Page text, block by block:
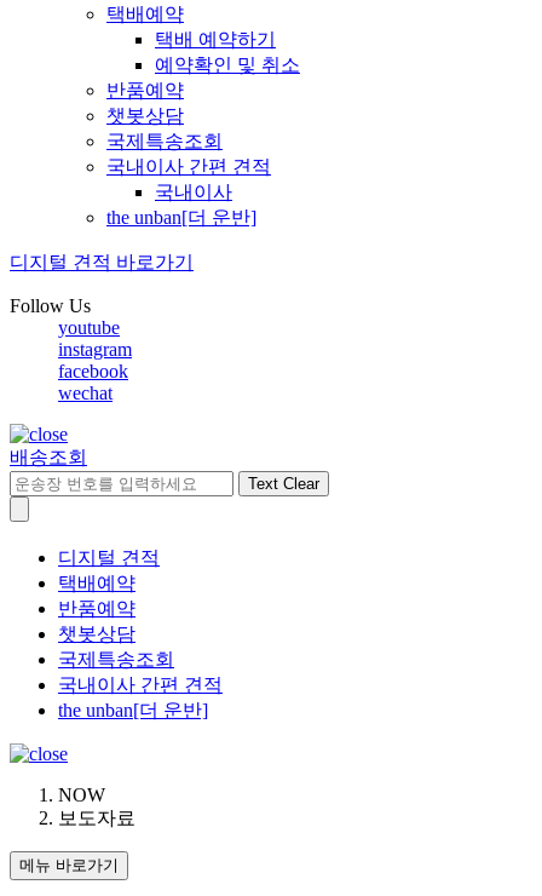
택배예약
택배 예약하기
예약확인 및 취소
반품예약
챗봇상담
국제특송조회
국내이사 간편 견적
국내이사
the unban[더 운반]
디지털 견적 바로가기
Follow Us
youtube
instagram
facebook
wechat
배송조회
Text Clear
디지털 견적
택배예약
반품예약
챗봇상담
국제특송조회
국내이사 간편 견적
the unban[더 운반]
NOW
보도자료
메뉴 바로가기